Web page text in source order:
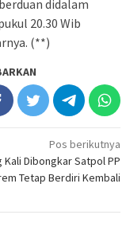
didalam
20.30 Wib
(**)
Pos berikutnya
Kali Dibongkar Satpol PP
Tetap Berdiri Kembali